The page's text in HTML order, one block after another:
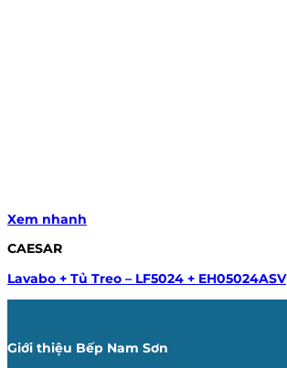
Xem nhanh
CAESAR
Lavabo + Tủ Treo – LF5024 + EH05024ASV
Giới thiệu Bếp Nam Sơn